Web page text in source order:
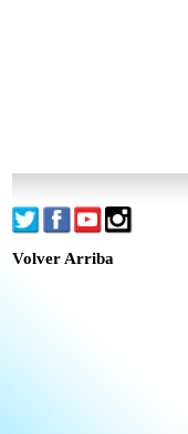
Volver Arriba